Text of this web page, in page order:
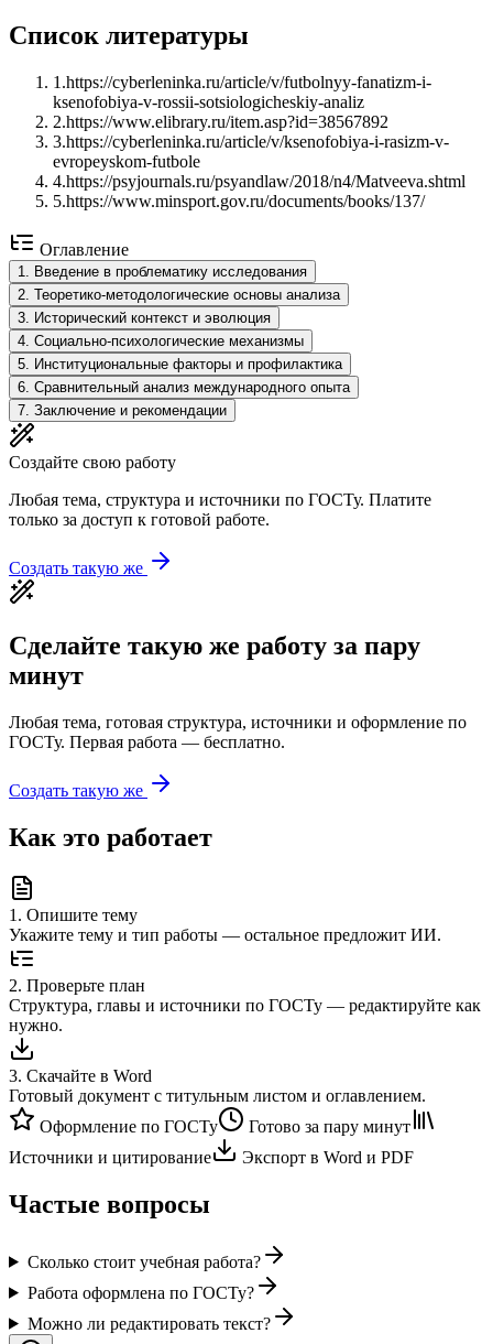
Список литературы
1 .https://cyberleninka.ru/article/v/futbolnyy-fanatizm-i-
ksenofobiya-v-rossii-sotsiologicheskiy-analiz
2.https://www.elibrary.ru/item.asp?id=38567892
3.https://cyberleninka.ru/article/v/ksenofobiya-i-rasizm-v-
evropeyskom-futbole
4.https://psyjournals.ru/psyandlaw/2018/n4/Matveeva.shtml
5.https://www.minsport.gov.ru/documents/books/137/
Оглавление
1. Введение в проблематику исследования
2. Теоретико-методологические основы анализа
3. Исторический контекст и эволюция
4. Социально-психологические механизмы
5. Институциональные факторы и профилактика
6. Сравнительный анализ международного опыта
7. Заключение и рекомендации
Создайте свою работу
Любая тема, структура и источники по ГОСТу. Платите
только за доступ к готовой работе.
Создать такую же
Сделайте такую же работу за пару
минут
Любая тема, готовая структура, источники и оформление по
ГОСТу. Первая работа — бесплатно.
Создать такую же
Как это работает
1 . Опишите тему
Укажите тему и тип работы — остальное предложит ИИ.
2. Проверьте план
Структура, главы и источники по ГОСТу — редактируйте как
нужно.
3. Скачайте в Word
Готовый документ с титульным листом и оглавлением.
Оформление по ГОСТу
Готово за пару минут
Источники и цитирование
Экспорт в Word и PDF
Частые вопросы
Сколько стоит учебная работа?
Работа оформлена по ГОСТу?
Можно ли редактировать текст?